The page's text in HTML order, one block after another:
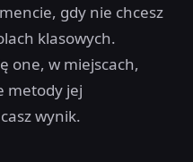
gdy nie chcesz
klasowych.
one, w miejscach,
metody jej
wynik.